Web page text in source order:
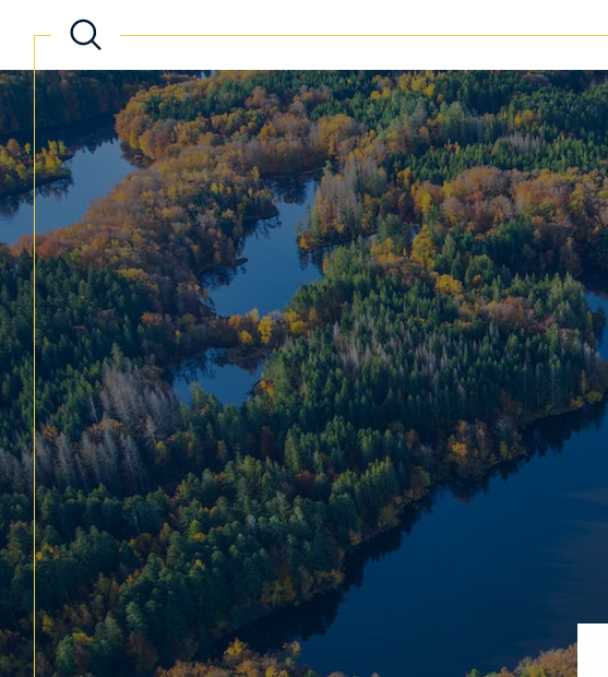
Acheter
de l'ancien
de l'ancien
Louer
à l'année
de l'immo pro
TYPE DE BIEN